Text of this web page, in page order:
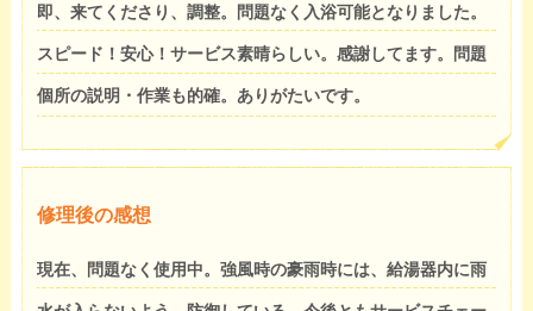
即、来てくださり、調整。問題なく入浴可能となりました。
スピード！安心！サービス素晴らしい。感謝してます。問題
個所の説明・作業も的確。ありがたいです。
修理後の感想
現在、問題なく使用中。強風時の豪雨時には、給湯器内に雨